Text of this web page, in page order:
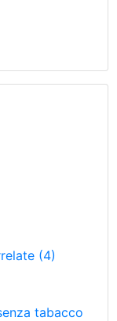
(4)
tabacco